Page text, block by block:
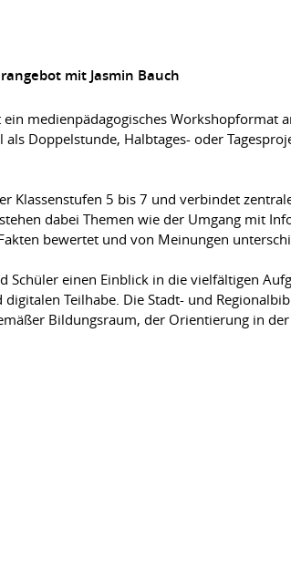
mit Jasmin Bauch
medienpädagogisches Workshopformat
Doppelstunde, Halbtages- oder
Klassenstufen 5 bis 7 und verbindet
dabei Themen wie der Umgang mit
bewertet und von Meinungen
Schüler einen Einblick in die vielfältigen
Teilhabe. Die Stadt- und
Bildungsraum, der Orientierung in